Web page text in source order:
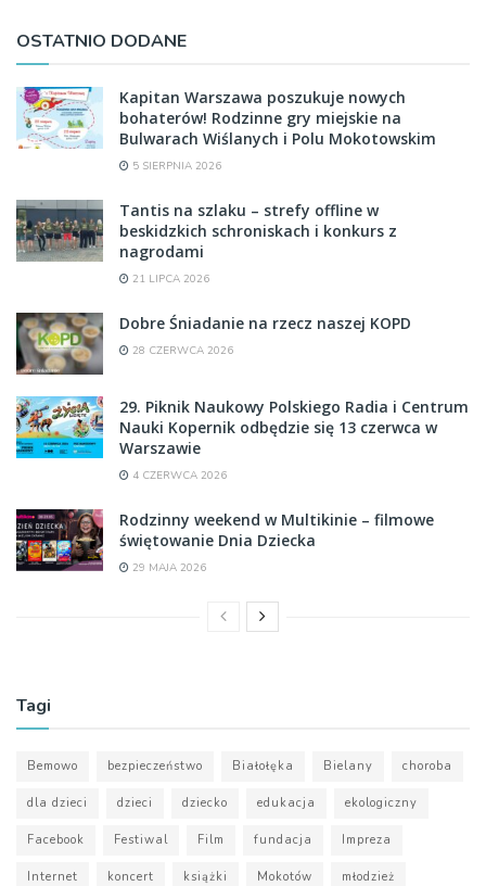
OSTATNIO DODANE
Kapitan Warszawa poszukuje nowych
bohaterów! Rodzinne gry miejskie na
Bulwarach Wiślanych i Polu Mokotowskim
5 SIERPNIA 2026
Tantis na szlaku – strefy offline w
beskidzkich schroniskach i konkurs z
nagrodami
21 LIPCA 2026
Dobre Śniadanie na rzecz naszej KOPD
28 CZERWCA 2026
29. Piknik Naukowy Polskiego Radia i Centrum
Nauki Kopernik odbędzie się 13 czerwca w
Warszawie
4 CZERWCA 2026
Rodzinny weekend w Multikinie – filmowe
świętowanie Dnia Dziecka
29 MAJA 2026
Tagi
Bemowo bezpieczeństwo Białołęka Bielany choroba
dla dzieci dzieci dziecko edukacja ekologiczny
Facebook Festiwal Film fundacja Impreza
Internet koncert książki Mokotów młodzież